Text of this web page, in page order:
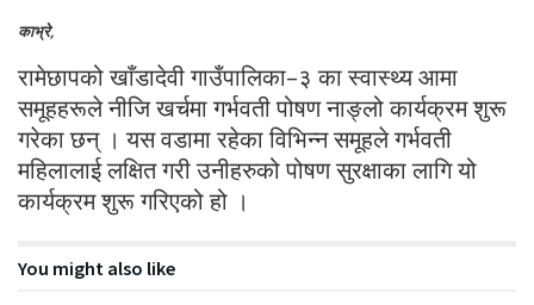
काभ्रे,
रामेछापको खाँडादेवी गाउँपालिका–३ का स्वास्थ्य आमा
समूहहरूले नीजि खर्चमा गर्भवती पोषण नाङ्लो कार्यक्रम शुरू
गरेका छन् । यस वडामा रहेका विभिन्न समूहले गर्भवती
महिलालाई लक्षित गरी उनीहरुको पोषण सुरक्षाका लागि यो
कार्यक्रम शुरू गरिएको हो ।
You might also like